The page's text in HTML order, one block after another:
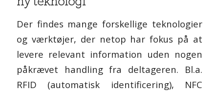
Der findes mange forskellige teknologier
og værktøjer, der netop har fokus på at
levere relevant information uden nogen
påkrævet handling fra deltageren. Bl.a.
RFID (automatisk identificering), NFC